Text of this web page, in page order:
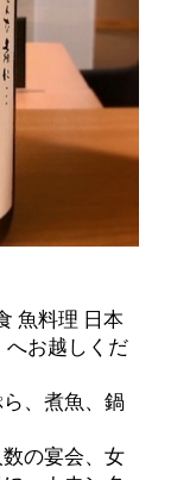
魚料理 日本
へお越しくだ
、煮魚、鍋
の宴会、女